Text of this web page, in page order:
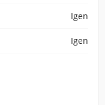
Igen
Igen